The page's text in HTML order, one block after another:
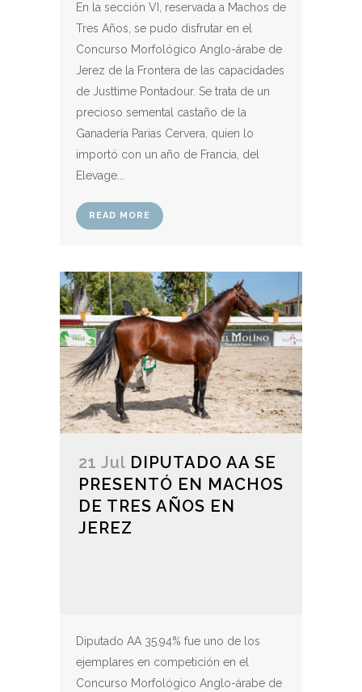
En la sección VI, reservada a Machos de
Tres Años, se pudo disfrutar en el
Concurso Morfológico Anglo-árabe de
Jerez de la Frontera de las capacidades
de Justtime Pontadour. Se trata de un
precioso semental castaño de la
Ganadería Parias Cervera, quien lo
importó con un año de Francia, del
Elevage...
READ MORE
21 Jul DIPUTADO AA SE
PRESENTÓ EN MACHOS
DE TRES AÑOS EN
JEREZ
Diputado AA 35.94% fue uno de los
ejemplares en competición en el
Concurso Morfológico Anglo-árabe de